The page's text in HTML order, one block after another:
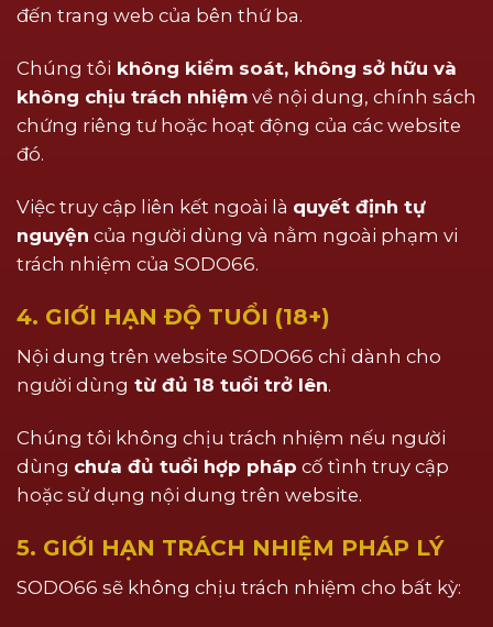
đến trang web của bên thứ ba.
Chúng tôi không kiểm soát, không sở hữu và
không chịu trách nhiệm về nội dung, chính sách
chứng riêng tư hoặc hoạt động của các website
đó.
Việc truy cập liên kết ngoài là quyết định tự
nguyện của người dùng và nằm ngoài phạm vi
trách nhiệm của SODO66.
4. GIỚI HẠN ĐỘ TUỔI (18+)
Nội dung trên website SODO66 chỉ dành cho
người dùng từ đủ 18 tuổi trở lên.
Chúng tôi không chịu trách nhiệm nếu người
dùng chưa đủ tuổi hợp pháp cố tình truy cập
hoặc sử dụng nội dung trên website.
5. GIỚI HẠN TRÁCH NHIỆM PHÁP LÝ
SODO66 sẽ không chịu trách nhiệm cho bất kỳ: